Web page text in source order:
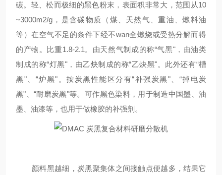
碳。轻、松而极细的黑色粉末，表面积非常大，范围从10
~3000m2/g ，是含碳物质（煤、天然气、重油、燃料油
等）在空气不足的条件下经不wan全燃烧或受热分解而得
的产物。比重1.8-2.1 。由天然气制成的称“气黑"，由油类
制成的称“灯黑"，由乙炔制成的称“乙炔黑"。此外还有“槽
黑"、 “炉黑" 。按炭黑性能区分有“补强炭黑"、 “掉电炭
黑" 、“耐磨炭黑"等。可作黑色染料，用于制造中国墨、油
墨、油漆等，也用于做橡胶的补强剂。
颜料黑越细，炭黑聚集体之间接触点便越多，结果它